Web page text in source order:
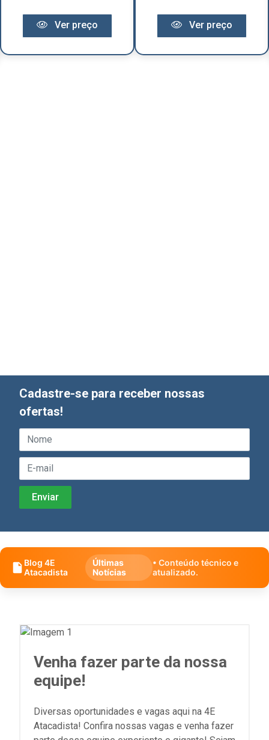
Ver preço Ver preço
Cadastre-se para receber nossas
ofertas!
Blog 4E
Atacadista
Últimas
Notícias
• Conteúdo técnico e
atualizado.
Venha fazer parte da nossa
equipe!
Diversas oportunidades e vagas aqui na 4E
Atacadista! Confira nossas vagas e venha fazer